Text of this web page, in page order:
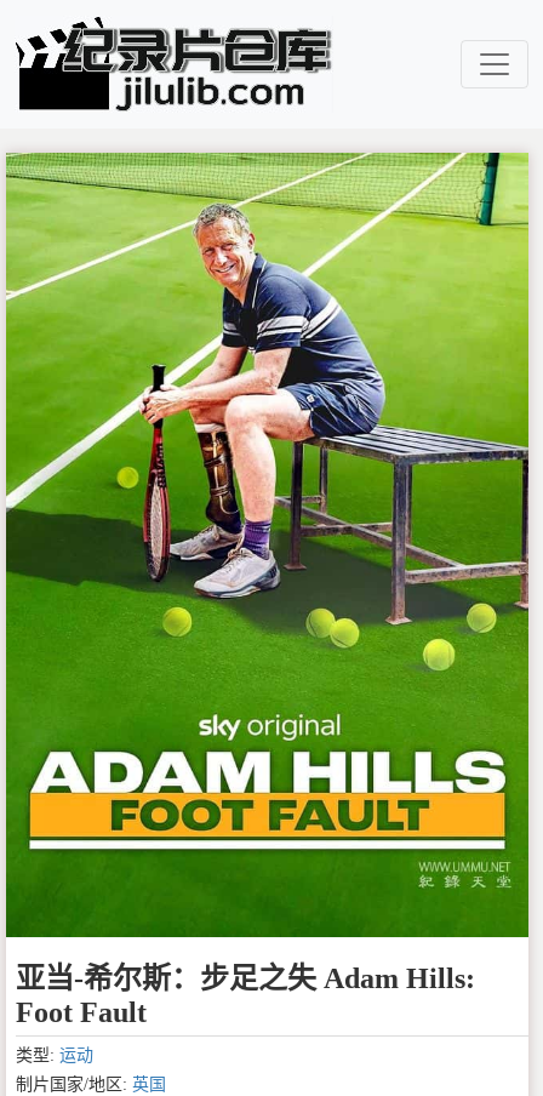
亚当-希尔斯：步足之失 Adam Hills:
Foot Fault
类型: 运动
制片国家/地区: 英国